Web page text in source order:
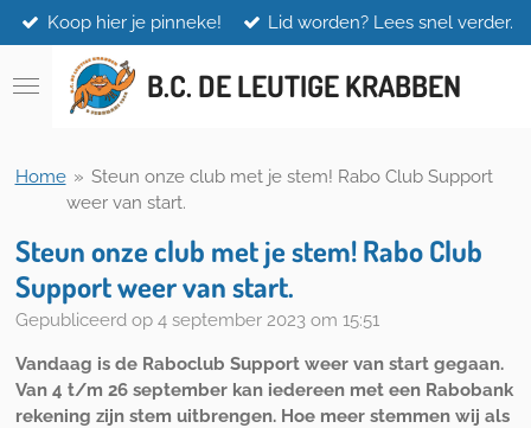
Ga
direct
naar
B.C. DE LEUTIGE KRABBEN
Koop hier je pinneke! Lid worden? Lees snel verder.
Home » Steun onze club met je stem! Rabo Club Support
weer van start.
Steun onze club met je stem! Rabo Club
Support weer van start.
Gepubliceerd op 4 september 2023 om 15:51
Vandaag is de Raboclub Support weer van start gegaan.
Van 4 t/m 26 september kan iedereen met een Rabobank
rekening zijn stem uitbrengen. Hoe meer stemmen wij als